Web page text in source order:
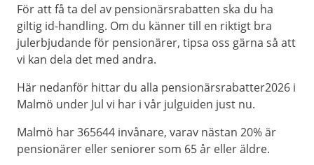
För att få ta del av pensionärsrabatten ska du ha
giltig id-handling. Om du känner till en riktigt bra
julerbjudande för pensionärer, tipsa oss gärna så att
vi kan dela det med andra.
Här nedanför hittar du alla pensionärsrabatter2026 i
Malmö under Jul vi har i vår julguiden just nu.
Malmö har 365644 invånare, varav nästan 20% är
pensionärer eller seniorer som 65 år eller äldre.